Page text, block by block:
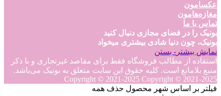
عکسامون
مغازه‌هامون
تماس با ما
بونیک را در فضای مجازی دنبال کنید
بونیک، چون دنیا شادی بیشتری میخواد
نمایش بیشتر - بستن
استفاده از مطالب فروشگاه فقط برای مقاصد غیرتجاری و با ذکر
منبع بلامانع است. کلیه حقوق این سایت متعلق به بونیک می‌باشد.
Copyright © 2021-2025 Copyright © 2021-2025
فیلتر بر اساس شهر محصول حذف همه